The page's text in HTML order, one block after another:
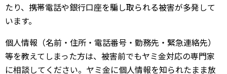
たり、携帯電話や銀行口座を騙し取られる被害が多発して
います。
個人情報（名前・住所・電話番号・勤務先・緊急連絡先）
等を教えてしまった方は、被害前でもヤミ金対応の専門家
に相談してください。ヤミ金に個人情報を知られたまま放